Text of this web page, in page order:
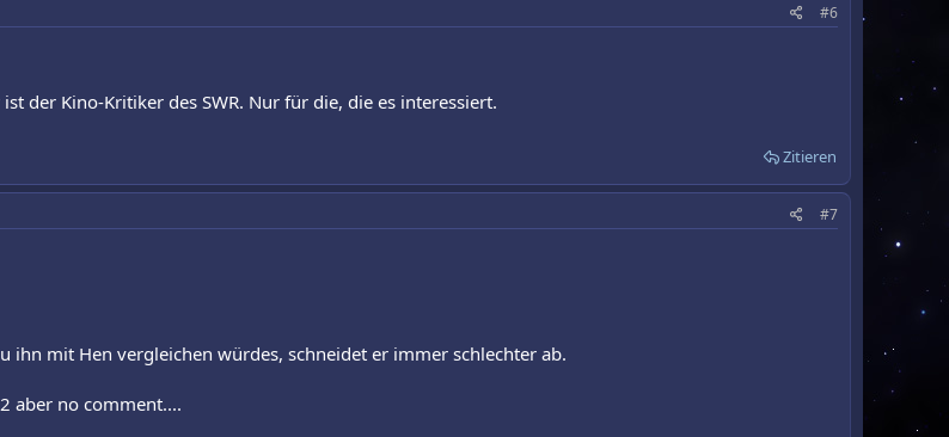
#6
der Kino-Kritiker des SWR. Nur für die, die es interessiert.
Zitieren
#7
ihn mit Hen vergleichen würdes, schneidet er immer schlechter ab.
aber no comment....